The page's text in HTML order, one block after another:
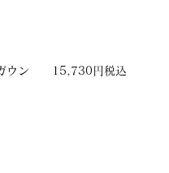
ン　　15,730円税込